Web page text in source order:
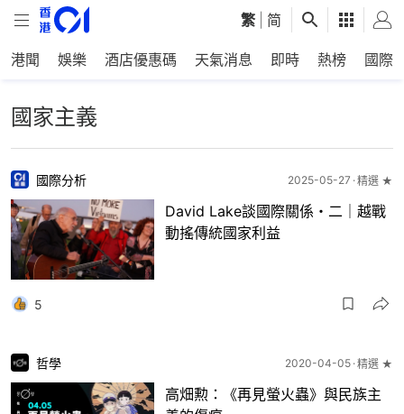
繁 简
港聞 娛樂 酒店優惠碼 天氣消息 即時 熱榜 國際
國家主義
國際分析 2025-05-27 精選 ★
David Lake談國際關係・二｜越戰
動搖傳統國家利益
5
哲學 2020-04-05 精選 ★
高畑勲：《再見螢火蟲》與民族主